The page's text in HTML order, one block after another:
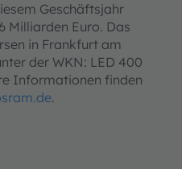
Geschäftsjahr
Milliarden Euro. Das
in Frankfurt am
der WKN: LED 400
Informationen finden
.